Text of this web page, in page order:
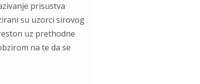
prisustva
su uzorci sirovog
uz prethodne
na te da se